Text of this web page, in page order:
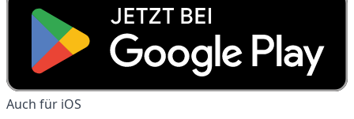
Auch für iOS